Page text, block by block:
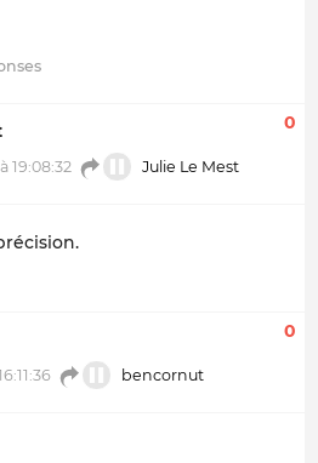
19:08:32 Julie Le Mest
0
bencornut
0